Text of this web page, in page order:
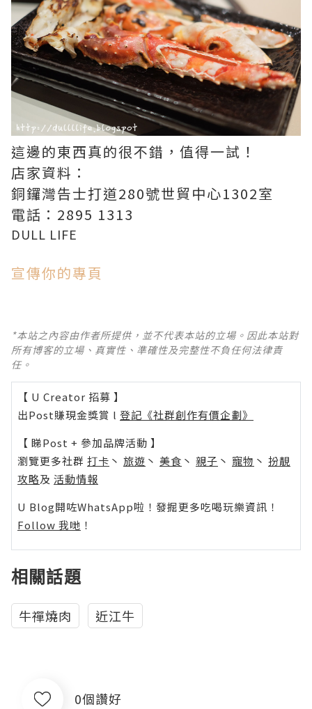
這邊的東西真的很不錯，值得一試！
店家資料：
銅鑼灣告士打道280號世貿中心1302室
電話：2895 1313
DULL LIFE
宣傳你的專頁
*本站之內容由作者所提供，並不代表本站的立場。因此本站對
所有博客的立場、真實性、準確性及完整性不負任何法律責
任。
【 U Creator 招募 】
出Post賺現金獎賞 l 登記《社群創作有價企劃》
【 睇Post + 參加品牌活動 】
瀏覽更多社群 打卡 丶 旅遊 丶 美食 丶 親子 丶 寵物 丶 扮靚
攻略及 活動情報
U Blog開咗WhatsApp啦！發掘更多吃喝玩樂資訊！
Follow 我哋 ！
相關話題
牛禪燒肉 近江牛
0個讚好